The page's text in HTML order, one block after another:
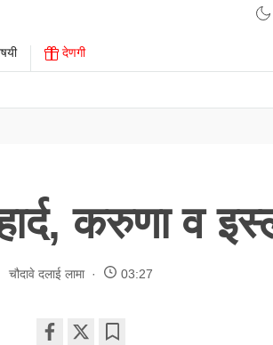
देणगी
करुणा व
चौदावे दलाई लामा 03:27